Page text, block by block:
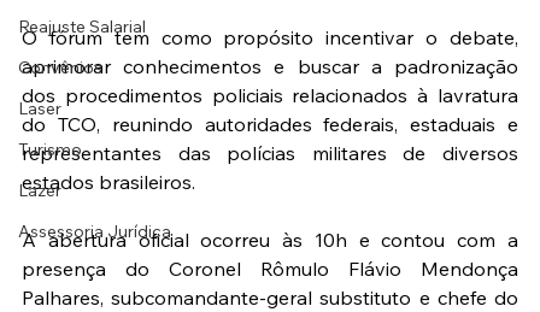
Reajuste Salarial
Convênios
Laser
Turismo
Lazer
Assessoria Jurídica
O fórum tem como propósito incentivar o debate,
aprimorar conhecimentos e buscar a padronização
dos procedimentos policiais relacionados à lavratura
do TCO, reunindo autoridades federais, estaduais e
representantes das polícias militares de diversos
estados brasileiros.
A abertura oficial ocorreu às 10h e contou com a
presença do Coronel Rômulo Flávio Mendonça
Palhares, subcomandante-geral substituto e chefe do